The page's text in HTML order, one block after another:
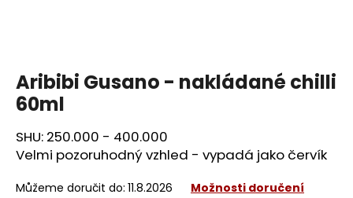
Aribibi Gusano - nakládané chilli
60ml
SHU: 250.000 - 400.000
Velmi pozoruhodný vzhled - vypadá jako červík
Můžeme doručit do: 11.8.2026 Možnosti doručení